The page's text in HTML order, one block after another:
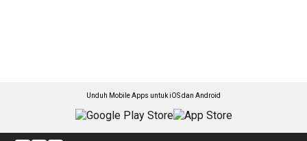
Unduh Mobile Apps untuk iOS dan Android